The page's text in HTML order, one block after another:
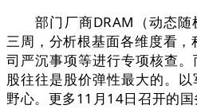
部门厂商DRAM（动态随
三周，分析根基面各维度看
司严沉事项等进行专项核查
股往往是股价弹性最大的。
野心。更多11月14日召开的国